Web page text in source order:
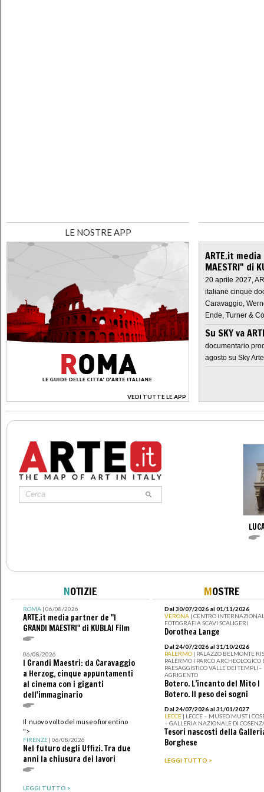
LE NOSTRE APP
VEDI TUTTE LE APP
>
ARTE.it
MAESTRI" di
20 aprile 2027,
italiane cinque
Caravaggio,
Ende, Turner &
Su SKY va
documentario
agosto su Sky Arte
NOTIZIE
ROMA| 06/08/2026
ARTE.it media partner de "I
GRANDI MAESTRI" di KUBLAI Film
06/08/2026
I Grandi Maestri: da Caravaggio
a Herzog, cinque appuntamenti
al cinema con i giganti
dell'immaginario
Il nuovo volto del museo fiorentino
">
FIRENZE| 06/08/2026
Nel futuro degli Uffizi. Tra due
anni la chiusura dei lavori
LEGGI TUTTO >
MOSTRE
Dal 30/07/2026 al 01/11/2026
VERONA | CENTRO
FOTOGRAFIA SCAVI SCALIGERI
Dorothea Lange
Dal 24/07/2026 al 31/10/2026
PALERMO | PALAZZO BELMONTE
PALERMO I PARCO ARCHEOLOGICO
PAESAGGISTICO VALLE DEI TEMPLI -
AGRIGENTO
Botero. L’incanto del Mito I
Botero. Il peso dei sogni
Dal 24/07/2026 al 31/01/2027
LECCE | LECCE – MUSEO MUST I
– GALLERIA NAZIONALE DI
Tesori nascosti della
Borghese
LEGGI TUTTO >